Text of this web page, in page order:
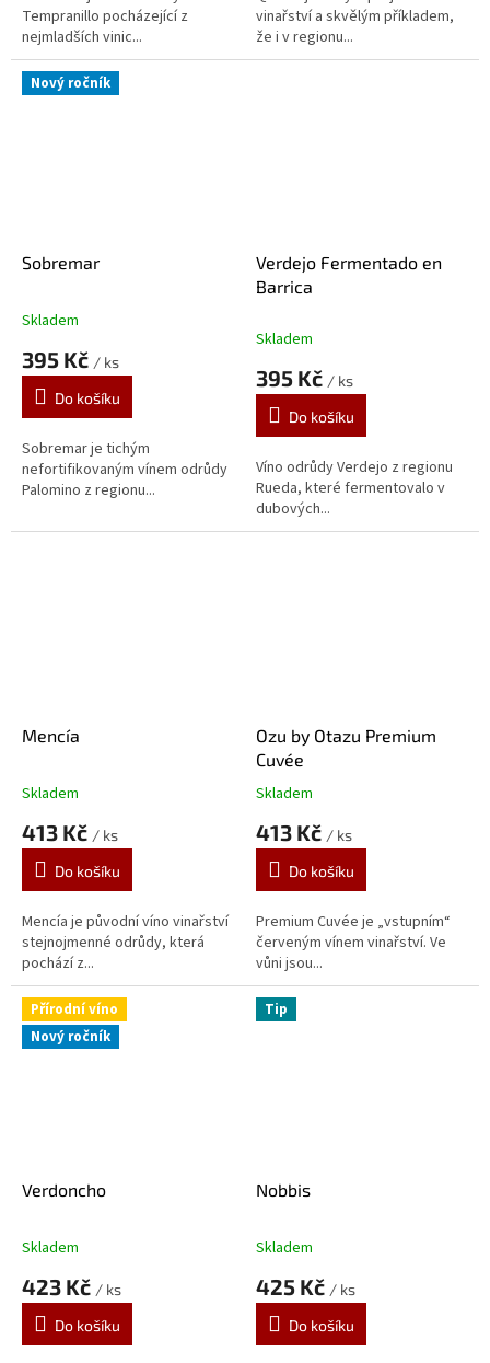
hvězdiček.
Tempranillo pocházející z
nejmladších vinic...
hvězdiček.
vinařství a skvělým příkladem,
že i v regionu...
Nový ročník
Sobremar
Průměrné
produktu
5,0
5
hvězdiček.
Skladem
395 Kč / ks
Do košíku
Sobremar je tichým
nefortifikovaným vínem odrůdy
Palomino z regionu...
Verdejo Fermentado en
Barrica
Skladem
395 Kč / ks
Do košíku
Víno odrůdy Verdejo z regionu
Rueda, které fermentovalo v
dubových...
Mencía
Průměrné
produktu
5,0
5
hvězdiček.
Skladem
413 Kč / ks
Do košíku
Mencía je původní víno vinařství
stejnojmenné odrůdy, která
pochází z...
Ozu by Otazu Premium
Cuvée
Průměrné
produktu
5,0
5
hvězdiček.
Skladem
413 Kč / ks
Do košíku
Premium Cuvée je „vstupním“
červeným vínem vinařství. Ve
vůni jsou...
Přírodní víno
Nový ročník
Verdoncho
Průměrné
produktu
5,0
Skladem
423 Kč / ks
Do košíku
Tip
Nobbis
Průměrné
produktu
5,0
Skladem
425 Kč / ks
Do košíku